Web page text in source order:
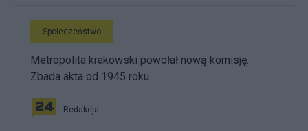
Społeczeństwo
Metropolita krakowski powołał nową komisję.
Zbada akta od 1945 roku
Redakcja